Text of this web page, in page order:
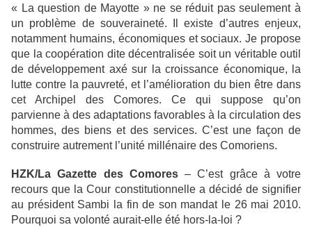
« La question de Mayotte » ne se réduit pas seulement à
un problème de souveraineté. Il existe d’autres enjeux,
notamment humains, économiques et sociaux. Je propose
que la coopération dite décentralisée soit un véritable outil
de développement axé sur la croissance économique, la
lutte contre la pauvreté, et l’amélioration du bien être dans
cet Archipel des Comores. Ce qui suppose qu’on
parvienne à des adaptations favorables à la circulation des
hommes, des biens et des services. C’est une façon de
construire autrement l’unité millénaire des Comoriens.
HZK/La Gazette des Comores– C’est grâce à votre
recours que la Cour constitutionnelle a décidé de signifier
au président Sambi la fin de son mandat le 26 mai 2010.
Pourquoi sa volonté aurait-elle été hors-la-loi ?